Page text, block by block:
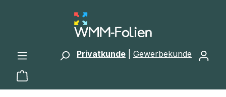
Zum Hauptinhalt springen
Privatkunde Gewerbekunde
Warenkorb enthält 0 Positionen. Der